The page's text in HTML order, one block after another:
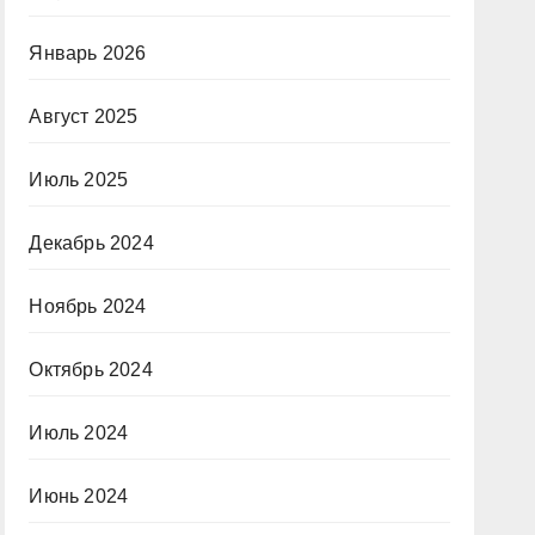
Январь 2026
Август 2025
Июль 2025
Декабрь 2024
Ноябрь 2024
Октябрь 2024
Июль 2024
Июнь 2024